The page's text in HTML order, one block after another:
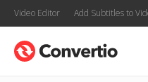
Video Editor Add Subtitles to